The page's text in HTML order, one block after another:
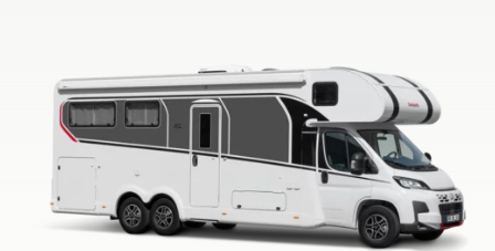
Zu den Wohnmobilen
Camper Vans
Finde den Dethleffs Händler in deiner Nähe